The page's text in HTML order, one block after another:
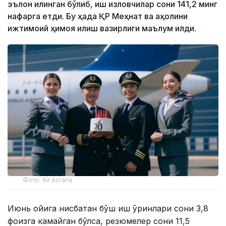
эълон қилинган бўлиб, иш изловчилар сони 141,2 минг
нафарга етди. Бу ҳақда ҚР Меҳнат ва аҳолини
ижтимоий ҳимоя қилиш вазирлиги маълум қилди.
Фото: Air Astana
Июнь ойига нисбатан бўш иш ўринлари сони 3,8
фоизга камайган бўлса, резюмелер сони 11,5